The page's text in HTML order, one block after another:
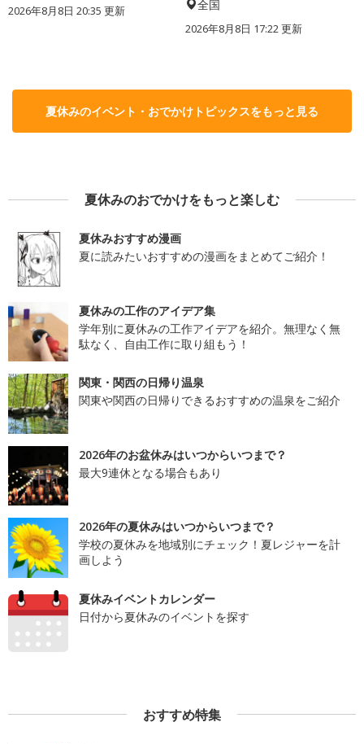
2026年8月8日 20:35 更新 全国
2026年8月8日 17:22更新
夏休みのイベント・おでかけトピックスをもっと見る
夏休みのおでかけをもっと楽しむ
夏休みおすすめ漫画
夏に読みたいおすすめの漫画をまとめてご紹介！
夏休みの工作のアイデア集
学年別に夏休みの工作アイデアを紹介。無理なく無
駄なく、自由工作に取り組もう！
関東・関西の日帰り温泉
関東や関西の日帰りできるおすすめの温泉をご紹介
2026年のお盆休みはいつからいつまで？
最大9連休となる場合もあり
2026年の夏休みはいつからいつまで？
学校の夏休みを地域別にチェック！夏レジャーを計
画しよう
夏休みイベントカレンダー
日付から夏休みのイベントを探す
おすすめ特集